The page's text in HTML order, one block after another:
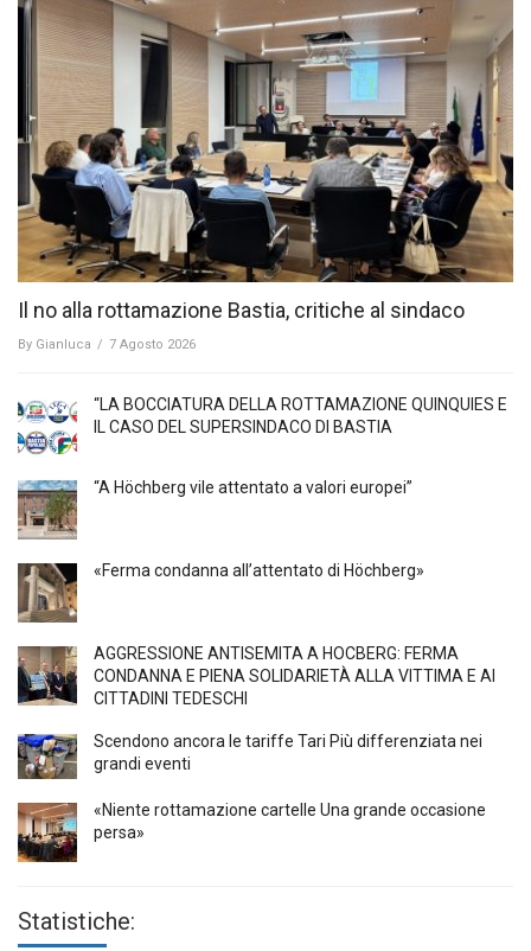
Il no alla rottamazione Bastia, critiche al sindaco
By Gianluca / 7 Agosto 2026
“LA BOCCIATURA DELLA ROTTAMAZIONE QUINQUIES E
IL CASO DEL SUPERSINDACO DI BASTIA
“A Höchberg vile attentato a valori europei”
«Ferma condanna all’attentato di Höchberg»
AGGRESSIONE ANTISEMITA A HÖCBERG: FERMA
CONDANNA E PIENA SOLIDARIETÀ ALLA VITTIMA E AI
CITTADINI TEDESCHI
Scendono ancora le tariffe Tari Più differenziata nei
grandi eventi
«Niente rottamazione cartelle Una grande occasione
persa»
Statistiche: